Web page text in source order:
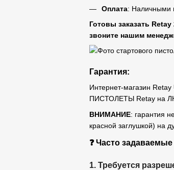
Оплата: Наличными
Готовы заказать
звоните нашим
Гарантия:
Интернет-магазин
ПИСТОЛЕТЫ Retay на
ВНИМАНИЕ: гарантия
красной заглушкой) на
❓ Часто
1. Требуется